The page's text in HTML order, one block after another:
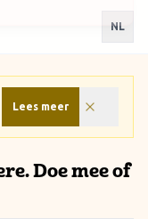
NL
Lees meer
Doe mee of